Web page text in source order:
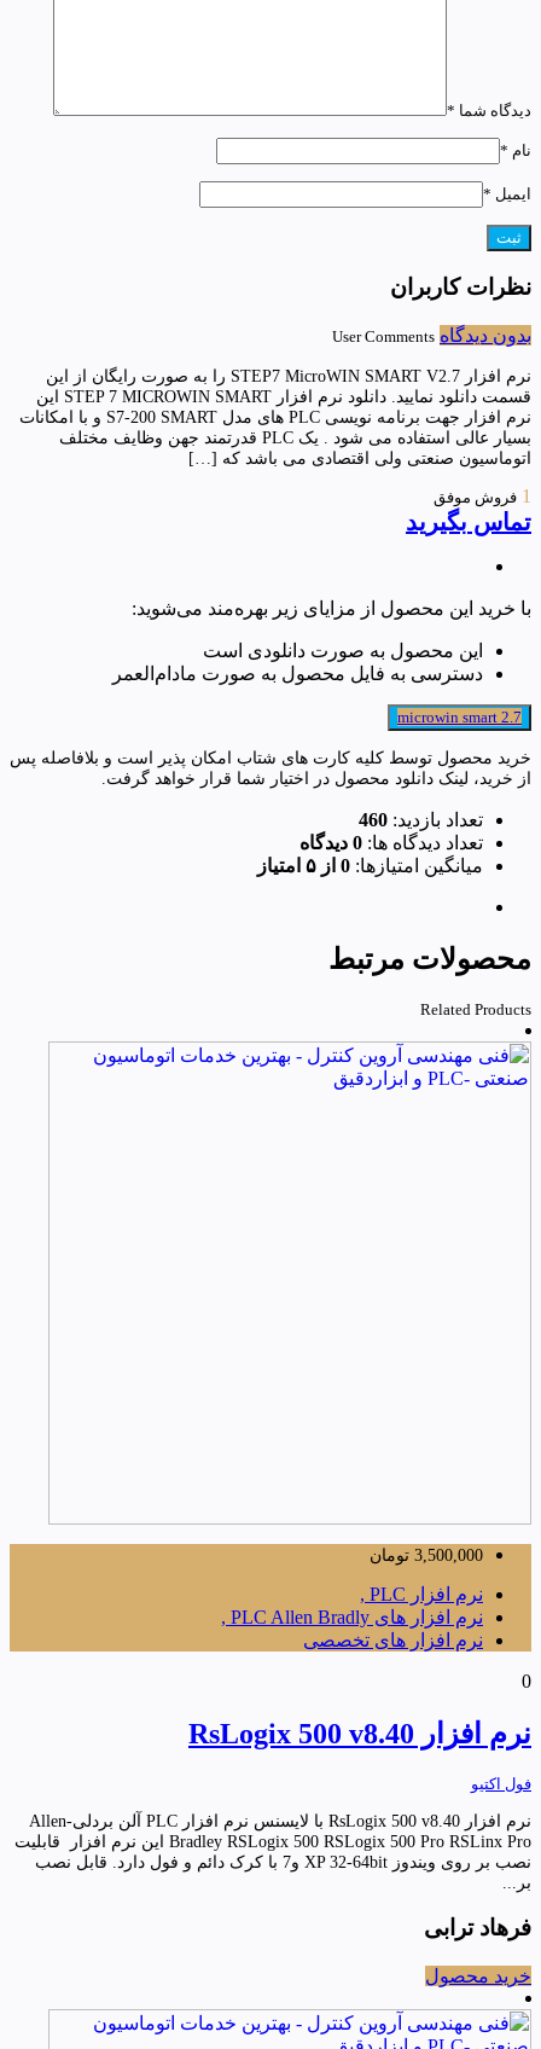
دیدگاه شما *
نام *
ایمیل *
نظرات کاربران
بدون دیدگاه User Comments
نرم افزار STEP7 MicroWIN SMART V2.7 را به صورت رایگان از این
قسمت دانلود نمایید. دانلود نرم افزار STEP 7 MICROWIN SMART این
نرم افزار جهت برنامه نویسی PLC های مدل S7-200 SMART و با امکانات
بسیار عالی استفاده می شود . یک PLC قدرتمند جهن وظایف مختلف
اتوماسیون صنعتی ولی اقتصادی می باشد که […]
1 فروش موفق
تماس بگیرید
با خرید این محصول از مزایای زیر بهره‌مند می‌شوید:
این محصول به صورت دانلودی است
دسترسی به فایل محصول به صورت مادام‌العمر
microwin smart 2.7
خرید محصول توسط کلیه کارت های شتاب امکان پذیر است و بلافاصله پس
از خرید، لینک دانلود محصول در اختیار شما قرار خواهد گرفت.
تعداد بازدید: 460
تعداد دیدگاه ها: 0 دیدگاه
میانگین امتیازها: 0 از ۵ امتیاز
محصولات مرتبط
Related Products
3,500,000 تومان
نرم افزار PLC ,
نرم افزار های PLC Allen Bradly ,
نرم افزار های تخصصی
0
نرم افزار RsLogix 500 v8.40
فول اکتیو
نرم افزار RsLogix 500 v8.40 با لایسنس نرم افزار PLC آلن بردلی-Allen
Bradley RSLogix 500 RSLogix 500 Pro RSLinx Pro این نرم افزار قابلیت
نصب بر روی ویندوز XP 32-64bit و7 با کرک دائم و فول دارد. قابل نصب
بر...
فرهاد ترابی
خرید محصول